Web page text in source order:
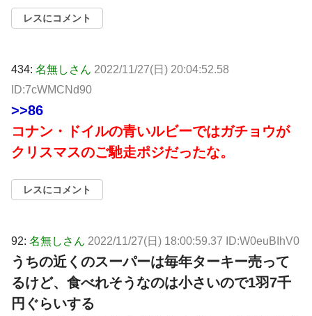
レスにコメント
434: 名無しさん 2022/11/27(日) 20:04:52.58
ID:7cWMCNd90
>>86
コナン・ドイルの青いルビーではガチョウが
クリスマスのご馳走ポジだったな。
レスにコメント
92: 名無しさん 2022/11/27(日) 18:00:59.37 ID:W0euBIhV0
うちの近くのスーパーは毎年ターキー売って
るけど、食べれそうなのは小さいので1羽7千
円ぐらいする